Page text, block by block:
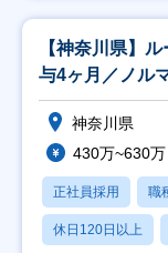
【神奈川県】
与4ヶ月／ノル
神奈川県
430万~630万
正社員採用 職
休日120日以上